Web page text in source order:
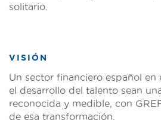
solitario.
VISIÓN
Un sector financiero español
el desarrollo del talento sean
reconocida y medible, con
de esa transformación.